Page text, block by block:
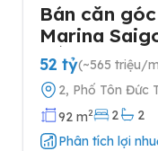
Bán căn
Marina
cấp
52 tỷ(~565 triệu/
2, Phố Tôn Đức
Thành phố Hồ
92 m2 2
2
Phân tích lợi